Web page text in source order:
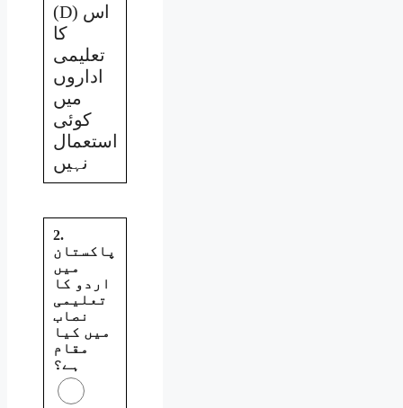
(D) اس
کا
تعلیمی
اداروں
میں
کوئی
استعمال
نہیں
2.
پاکستان
میں
اردو کا
تعلیمی
نصاب
میں کیا
مقام
ہے؟